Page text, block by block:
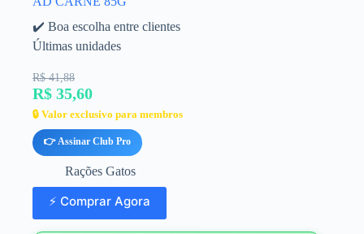
✔️ Boa escolha entre clientes
Últimas unidades
R$ 41,88
R$ 35,60
🔒 Valor exclusivo para membros
👉 Assinar Club Pro
Rações Gatos
⚡ Comprar Agora